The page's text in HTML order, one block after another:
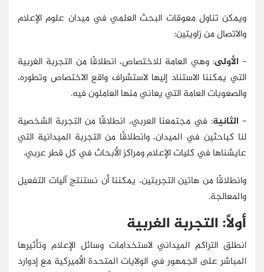
ويمكن تناول معوقات البحث العلمي في ميدان علوم الإعلام
والاتصال من زاويتين:
- الأولى: وهي العامة للاختصاص، انطلاقًا من التجربة الغربية
التي يمكننا الاستناد إليها لاستشراف واقع الاختصاص وتطوره،
والصعوبات العامة التي يعاني منها العاملون فيه.
- الثانية: في مجتمعنا العربي، انطلاقًا من التجربة الشخصية
لنا كباحثين في الميدان، وانطلاقًا من التجربة الميدانية التي
عايشناها في كليات الإعلام ومراكز الأبحاث في كل قطر عربي.
وانطلاقًا من هاتين التجربتين، يمكننا أن نستنتج آليات التفعيل
والمعالجة.
أولًا: التجربة الغربية
انطلق التراكم الميداني لاستخدامات وسائل الإعلام وتأثيرها
المباشر على الجمهور في الولايات المتحدة الأميركية مع إدوارد